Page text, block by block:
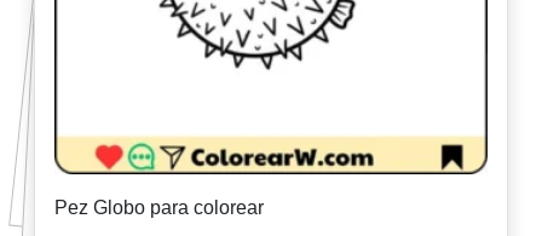
Pez Globo para colorear